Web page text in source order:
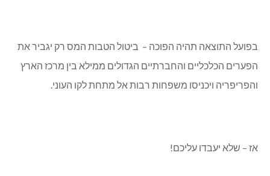
בפועל התוצאה תהיה הפוכה – ביטול הטבות המס רק יגביר את
הפערים הכלכליים והחברתיים הגדולים ממילא בין מרכז הארץ
והפריפריה ויכניסו משפחות רבות אל מתחת לקו העוני.
אז – שלא יעבדו עליכם!